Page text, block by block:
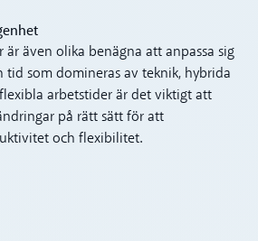
är även olika benägna att anpassa sig
tid som domineras av teknik, hybrida
arbetstider är det viktigt att
på rätt sätt för att
och flexibilitet.